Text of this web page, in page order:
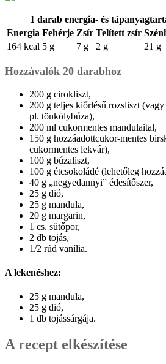
1 darab energia- és
Energia Fehérje Zsír Telített zsír
164 kcal 5 g 7 g 2 g 21 g
Hozzávalók 20 darabhoz
200 g cirokliszt,
200 g teljes kiőrlésű rozsliszt
pl. tönkölybúza),
200 ml cukormentes mandulaital,
150 g hozzáadottcukor-men­tes
cukormentes lekvár),
100 g búzaliszt,
100 g étcsokoládé (lehetőleg
40 g „negyedannyi” édesítőszer,
25 g dió,
25 g mandula,
20 g margarin,
1 cs. sütőpor,
2 db tojás,
1/2 rúd vanília.
A lekenéshez:
25 g mandula,
25 g dió,
1 db tojássárgája.
A recept elkészítése